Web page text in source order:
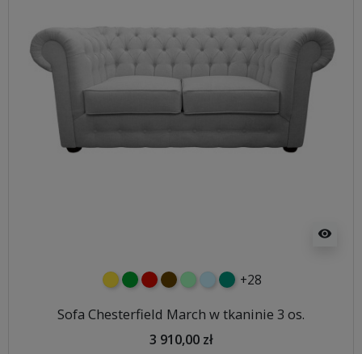
visibility
żółtyzielonyczerwony
czekoladowy
miętowybłękitny
turkusowy
+28
Sofa Chesterfield March w tkaninie 3 os.
3 910,00 zł